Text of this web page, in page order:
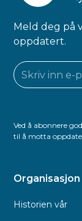
Meld deg på
oppdatert.
Ved å abonnere
til å motta
Organisasjon
Historien vår